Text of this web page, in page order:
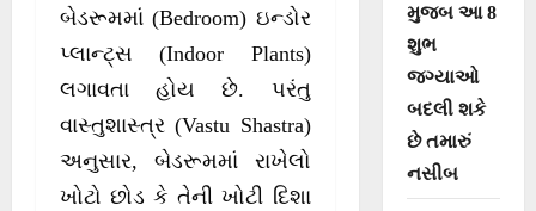
બેડરૂમમાં (Bedroom) ઇન્ડોર
પ્લાન્ટ્સ (Indoor Plants)
લગાવતા હોય છે. પરંતુ
વાસ્તુશાસ્ત્ર (Vastu Shastra)
અનુસાર, બેડરૂમમાં રાખેલો
ખોટો છોડ કે તેની ખોટી દિશા
મુજબ આ 8
શુભ
જગ્યાઓ
બદલી શકે
છે તમારું
નસીબ